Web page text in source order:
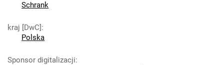
Schrank
kraj [DwC]:
Polska
Sponsor digitalizacji: